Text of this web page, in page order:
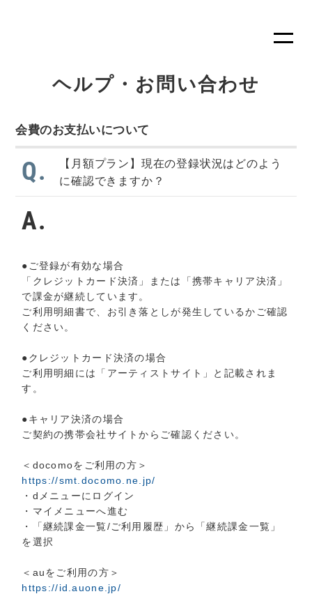
ヘルプ・お問い合わせ
会費のお支払いについて
Q.
【月額プラン】現在の登録状況はどのよう
に確認できますか？
A.
●ご登録が有効な場合
「クレジットカード決済」または「携帯キャリア決済」
で課金が継続しています。
ご利用明細書で、お引き落としが発生しているかご確認
ください。
●クレジットカード決済の場合
ご利用明細には「アーティストサイト」と記載されま
す。
●キャリア決済の場合
ご契約の携帯会社サイトからご確認ください。
＜docomoをご利用の方＞
https://smt.docomo.ne.jp/
・dメニューにログイン
・マイメニューへ進む
・「継続課金一覧/ご利用履歴」から「継続課金一覧」
を選択
＜auをご利用の方＞
https://id.auone.jp/